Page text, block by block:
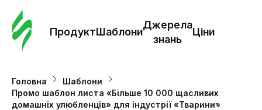
ПродуктШаблони
Джерела
знань
Ціни
Головна
Шаблони
Промо шаблон листа «Більше 10 000 щасливих
домашніх улюбленців» для індустрії «Тварини»